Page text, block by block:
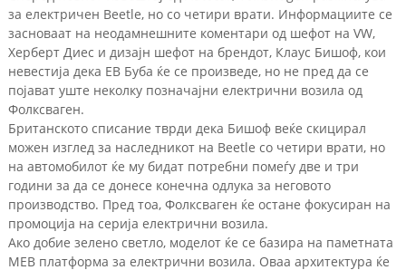
за електричен Beetle, но со четири врати. Информациите се
засноваат на неодамнешните коментари од шефот на VW,
Херберт Диес и дизајн шефот на брендот, Клаус Бишоф, кои
невестија дека ЕВ Буба ќе се произведе, но не пред да се
појават уште неколку позначајни електрични возила од
Фолксваген.
Британското списание тврди дека Бишоф веќе скицирал
можен изглед за наследникот на Beetle со четири врати, но
на автомобилот ќе му бидат потребни помеѓу две и три
години за да се донесе конечна одлука за неговото
производство. Пред тоа, Фолксваген ќе остане фокусиран на
промоција на серија електрични возила.
Ако добие зелено светло, моделот ќе се базира на паметната
MEB платформа за електрични возила. Оваа архитектура ќе